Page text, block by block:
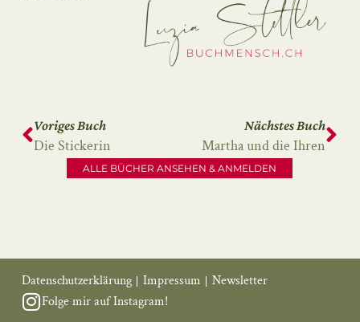
Voriges Buch
Die Stickerin
Nächstes Buch
Martha und die Ihren
ALLE BÜCHER ANSEHEN & ANMELDEN
Datenschutzerklärung Impressum
Newsletter
Folge mir auf Instagram!